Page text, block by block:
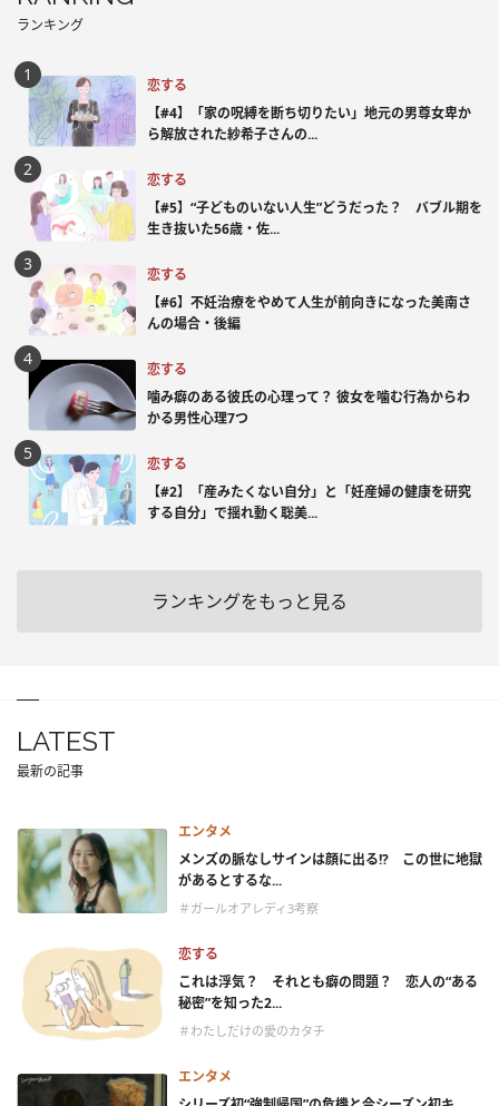
ランキング
恋する
【#4】「家の呪縛を断ち切りたい」地元の男尊女卑か
ら解放された紗希子さんの...
恋する
【#5】“子どものいない人生”どうだった？ バブル期を
生き抜いた56歳・佐...
恋する
【#6】不妊治療をやめて人生が前向きになった美南さ
んの場合・後編
恋する
噛み癖のある彼氏の心理って？ 彼女を噛む行為からわ
かる男性心理7つ
恋する
【#2】「産みたくない自分」と「妊産婦の健康を研究
する自分」で揺れ動く聡美...
ランキングをもっと見る
LATEST
最新の記事
エンタメ
メンズの脈なしサインは顔に出る!? この世に地獄
があるとするな...
＃ガールオアレディ3考察
恋する
これは浮気？ それとも癖の問題？ 恋人の“ある
秘密”を知った2...
＃わたしだけの愛のカタチ
エンタメ